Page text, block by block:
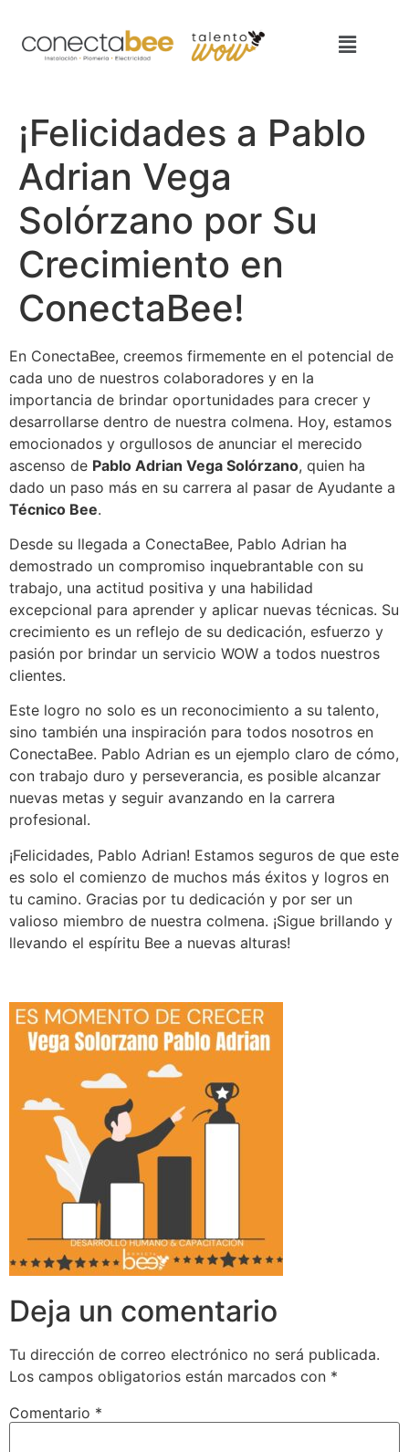
¡Felicidades a Pablo
Adrian Vega
Solórzano por Su
Crecimiento en
ConectaBee!
En ConectaBee, creemos firmemente en el potencial de
cada uno de nuestros colaboradores y en la
importancia de brindar oportunidades para crecer y
desarrollarse dentro de nuestra colmena. Hoy, estamos
emocionados y orgullosos de anunciar el merecido
ascenso de Pablo Adrian Vega Solórzano, quien ha
dado un paso más en su carrera al pasar de Ayudante a
Técnico Bee.
Desde su llegada a ConectaBee, Pablo Adrian ha
demostrado un compromiso inquebrantable con su
trabajo, una actitud positiva y una habilidad
excepcional para aprender y aplicar nuevas técnicas. Su
crecimiento es un reflejo de su dedicación, esfuerzo y
pasión por brindar un servicio WOW a todos nuestros
clientes.
Este logro no solo es un reconocimiento a su talento,
sino también una inspiración para todos nosotros en
ConectaBee. Pablo Adrian es un ejemplo claro de cómo,
con trabajo duro y perseverancia, es posible alcanzar
nuevas metas y seguir avanzando en la carrera
profesional.
¡Felicidades, Pablo Adrian! Estamos seguros de que este
es solo el comienzo de muchos más éxitos y logros en
tu camino. Gracias por tu dedicación y por ser un
valioso miembro de nuestra colmena. ¡Sigue brillando y
llevando el espíritu Bee a nuevas alturas!
Deja un comentario
Tu dirección de correo electrónico no será publicada.
Los campos obligatorios están marcados con *
Comentario *